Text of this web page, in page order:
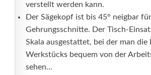
verstellt werden kann.
Der Sägekopf ist bis 45° neigbar
Gehrungsschnitte. Der Tisch-
Skala ausgestattet, bei der man die
Werkstücks bequem von der
sehen...